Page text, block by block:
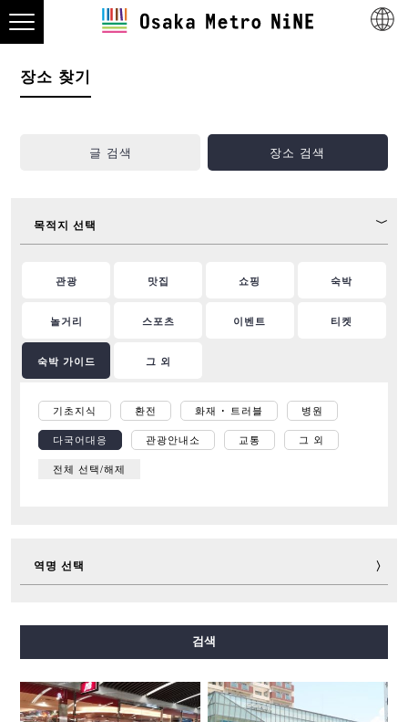
장소 찾기
글 검색 장소 검색
목적지 선택
관광 맛집 쇼핑 숙박
놀거리 스포츠 이벤트 티켓
숙박 가이드 그 외
기초지식 환전 화재 ･ 트러블 병원
다국어대응 관광안내소 교통 그 외
전체 선택/해제
역명 선택
사카이스지선
이마자토스지선 뉴트램
검색